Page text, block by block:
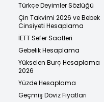
Türkçe Deyimler Sözlüğü
Çin Takvimi 2026 ve Bebek
Cinsiyeti Hesaplama
İETT Sefer Saatleri
Gebelik Hesaplama
Yükselen Burç Hesaplama
2026
Yüzde Hesaplama
Geçmiş Döviz Fiyatları